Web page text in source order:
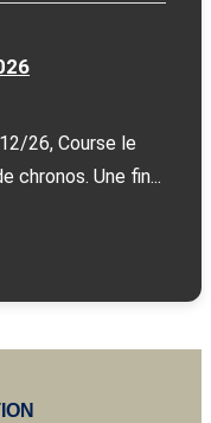
26, Course le
chronos. Une fin...